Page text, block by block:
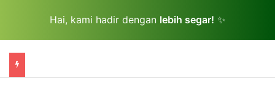
Hai, kami hadir dengan lebih segar! ✨